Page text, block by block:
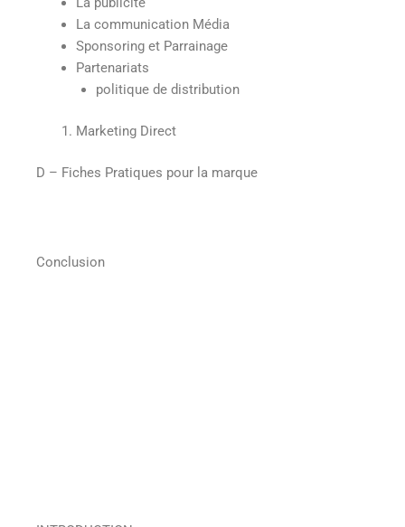
La communication Média
Sponsoring et Parrainage
Partenariats
politique de distribution
Marketing Direct
D – Fiches Pratiques pour la marque
Conclusion